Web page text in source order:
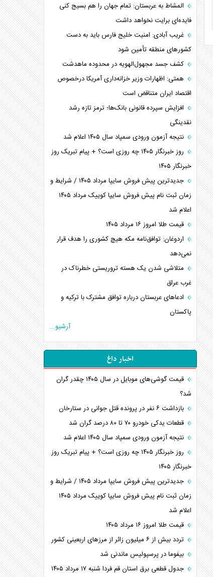
المشاط به عربستان: تمام جهان را هم بسیج کنی
فایده‌ای برایت نخواهد داشت
غریب آبادی: امنیت خلیج فارس باید به دست
کشورهای منطقه تأمین شود
کشف جسد مجهول‌الهویه در محدوده ماهدشت
همتی: اظهارات وزیر خزانه‌داری آمریکا درخصوص
اقتصاد ایران متناقض است
افزایش سپرده قانونی بانک‌ها؛ ترمز تازه رشد
نقدینگی
نتیجه آزمون ورودی سمپاد سال ۱۴۰۵ اعلام شد
روز خبرنگار ۱۴۰۵ چه روزی است؟ + پیام تبریک روز
خبرنگار ۱۴۰۵
جدیدترین پیش فروش سایپا مرداد ۱۴۰۵ / شرایط و
زمان ثبت نام پیش فروش سایپا کوییک مرداد ۱۴۰۵
اعلام شد
قیمت طلا امروز ۱۶ مرداد ۱۴۰۵
اردوغان: توافق‌نامه مکه هیچ کشوری را هدف قرار
نمی‌دهد
متلاشی شدن یک هسته تروریستی خطرناک در
غرب عراق
ادعاهای عربستان درباره توافق مشترک با ترکیه و
پاکستان
آرشیو...
اخبار داغ
قیمت گوشی‌های موبایل در سال ۱۴۰۵ چقدر گران
شد؟
بازداشت ۶ نفر در پرونده قتل جوانی در ستارخان
قطعات یدکی خودرو ۷۰ تا ۸۰ درصد گران شد
نتیجه آزمون ورودی سمپاد سال ۱۴۰۵ اعلام شد
روز خبرنگار ۱۴۰۵ چه روزی است؟ + پیام تبریک روز
خبرنگار ۱۴۰۵
جدیدترین پیش فروش سایپا مرداد ۱۴۰۵ / شرایط و
زمان ثبت نام پیش فروش سایپا کوییک مرداد ۱۴۰۵
اعلام شد
قیمت طلا امروز ۱۶ مرداد ۱۴۰۵
تردد بیش از ۶ میلیون زائر از مرزهای اربعینی کشور
بیفوما در پرسپولیس ماندنی شد
جدول قطعی برق استان قم فردا شنبه ۱۷ مرداد ۱۴۰۵